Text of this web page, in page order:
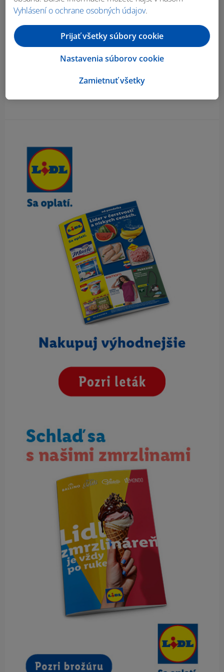
Vyhlásení o ochrane osobných údajov.
Zamietnuť všetky
Nastavenia súborov cookie
Prijať všetky súbory cookie